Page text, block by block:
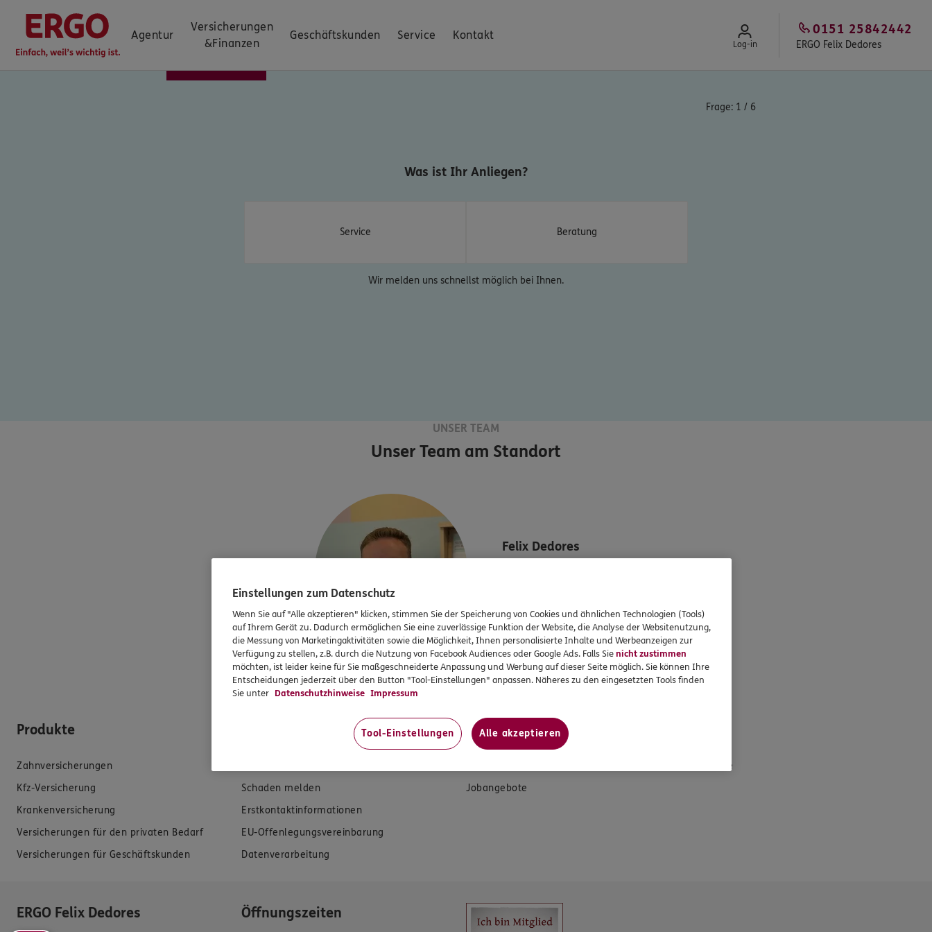
Agentur
Versicherungen
&Finanzen
Geschäftskunden Service Kontakt
Log-in ERGO Felix Dedores
0151 25842442
Frage: 1 / 6
Was ist Ihr Anliegen?
Service Beratung
Wir melden uns schnellst möglich bei Ihnen.
UNSER TEAM
Unser Team am Standort
Felix Dedores
Produkte
Zahnversicherungen
Kfz-Versicherung
Krankenversicherung
Versicherungen für den privaten Bedarf
Versicherungen für Geschäftskunden
Schaden melden
Erstkontaktinformationen
EU-Offenlegungsvereinbarung
Datenverarbeitung
Das könnte Sie auch interessieren
Standorte
Jobangebote
ERGO Felix Dedores Öffnungszeiten
Einstellungen zum Datenschutz
Wenn Sie auf "Alle akzeptieren" klicken, stimmen Sie der Speicherung von Cookies und ähnlichen Technologien (Tools)
auf Ihrem Gerät zu. Dadurch ermöglichen Sie eine zuverlässige Funktion der Website, die Analyse der Websitenutzung,
die Messung von Marketingaktivitäten sowie die Möglichkeit, Ihnen personalisierte Inhalte und Werbeanzeigen zur
Verfügung zu stellen, z.B. durch die Nutzung von Facebook Audiences oder Google Ads. Falls Sienicht zustimmen
möchten, ist leider keine für Sie maßgeschneiderte Anpassung und Werbung auf dieser Seite möglich. Sie können Ihre
Entscheidungen jederzeit über den Button "Tool-Einstellungen" anpassen. Näheres zu den eingesetzten Tools finden
Sie unter Datenschutzhinweise Impressum
Tool-Einstellungen Alle akzeptieren